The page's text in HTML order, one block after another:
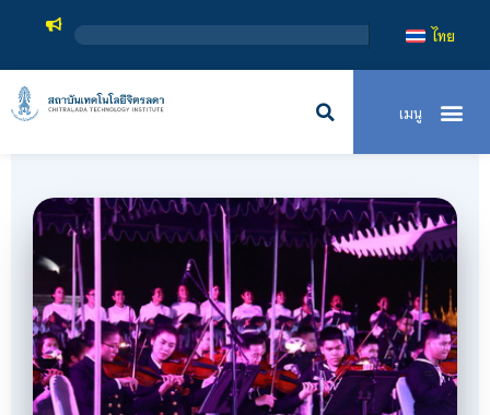
สถาบันเทคโนโลยีจิตรลดา เป็นสถาบันอุดมศึกษาในกำกับของรั
ไทย